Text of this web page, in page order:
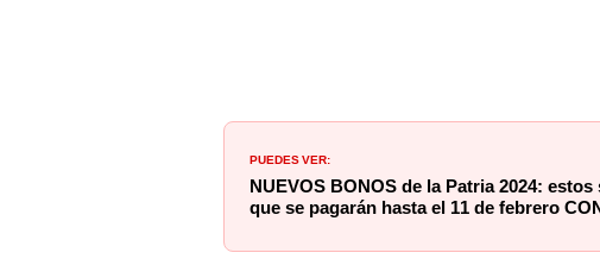
NUEVOS BONOS de la Patria 2024: estos
que se pagarán hasta el 11 de febrero